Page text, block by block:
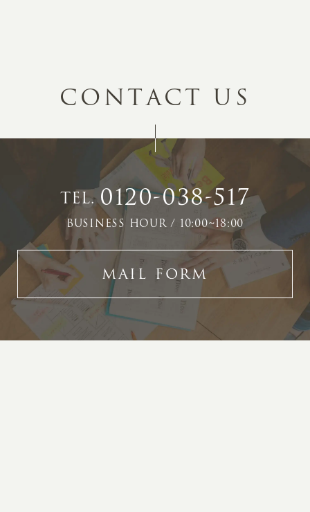
CONTACT US
TEL.0120-038-517
BUSINESS HOUR / 10:00~18:00
MAIL FORM